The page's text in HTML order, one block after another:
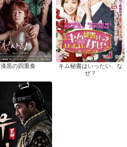
漆黒の四重奏
キム秘書はいったい、な
ぜ？